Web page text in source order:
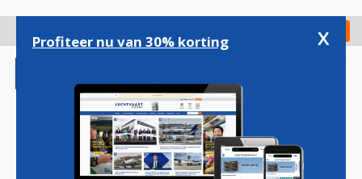
gaan
Check in
Profiteer nu van 30% korting x